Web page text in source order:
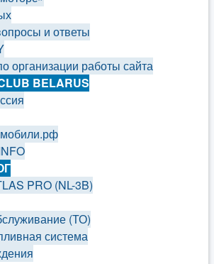
и ответы
работы сайта
BELARUS
PRO (NL-3B)
(ТО)
система